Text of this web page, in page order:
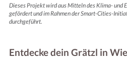
Dieses Projekt wird aus Mitteln des Klima- und
gefördert und im Rahmen der Smart-Cities-
durchgeführt.
Entdecke dein Grätzl in